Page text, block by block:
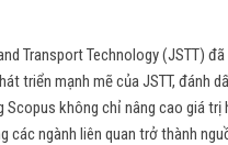
Transport Technology (JSTT)
triển mạnh mẽ của JSTT, đánh
không chỉ nâng cao giá
ngành liên quan trở thành